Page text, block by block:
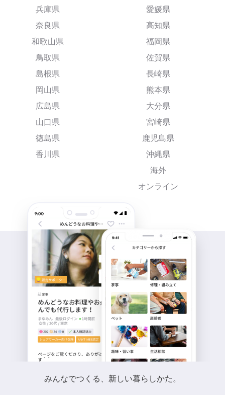
兵庫県
奈良県
和歌山県
鳥取県
島根県
岡山県
広島県
山口県
徳島県
香川県
愛媛県
高知県
福岡県
佐賀県
長崎県
熊本県
大分県
宮崎県
鹿児島県
沖縄県
海外
オンライン
みんなでつくる、新しい暮らしかた。